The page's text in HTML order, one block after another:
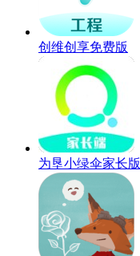
创维创享免费版
为垦小绿伞家长版